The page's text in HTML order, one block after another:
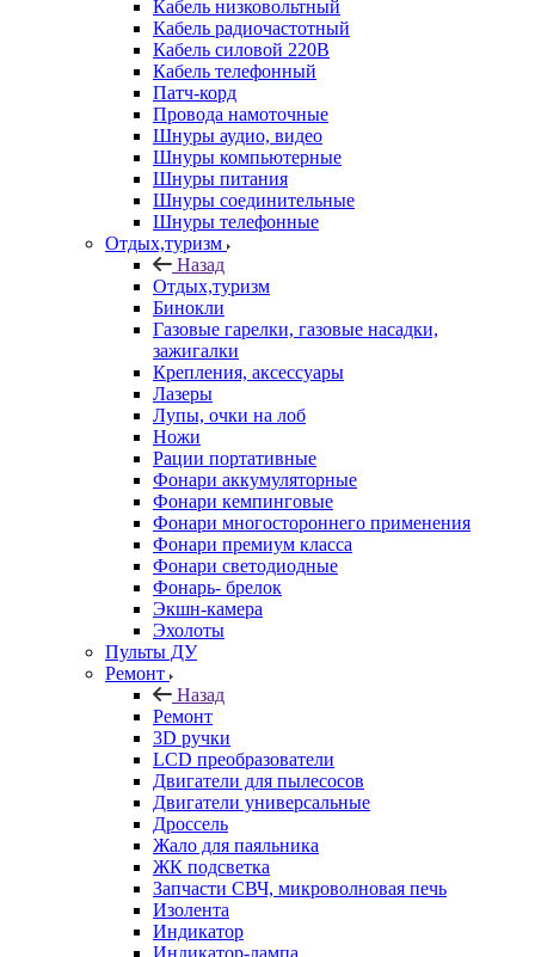
Кабель низковольтный
Кабель радиочастотный
Кабель силовой 220В
Кабель телефонный
Патч-корд
Провода намоточные
Шнуры аудио, видео
Шнуры компьютерные
Шнуры питания
Шнуры соединительные
Шнуры телефонные
Отдых,туризм
Назад
Отдых,туризм
Бинокли
Газовые гарелки, газовые насадки,
зажигалки
Крепления, аксессуары
Лазеры
Лупы, очки на лоб
Ножи
Рации портативные
Фонари аккумуляторные
Фонари кемпинговые
Фонари многостороннего применения
Фонари премиум класса
Фонари светодиодные
Фонарь- брелок
Экшн-камера
Эхолоты
Пульты ДУ
Ремонт
Назад
Ремонт
3D ручки
LCD преобразователи
Двигатели для пылесосов
Двигатели универсальные
Дроссель
Жало для паяльника
ЖК подсветка
Запчасти СВЧ, микроволновая печь
Изолента
Индикатор
Индикатор-лампа